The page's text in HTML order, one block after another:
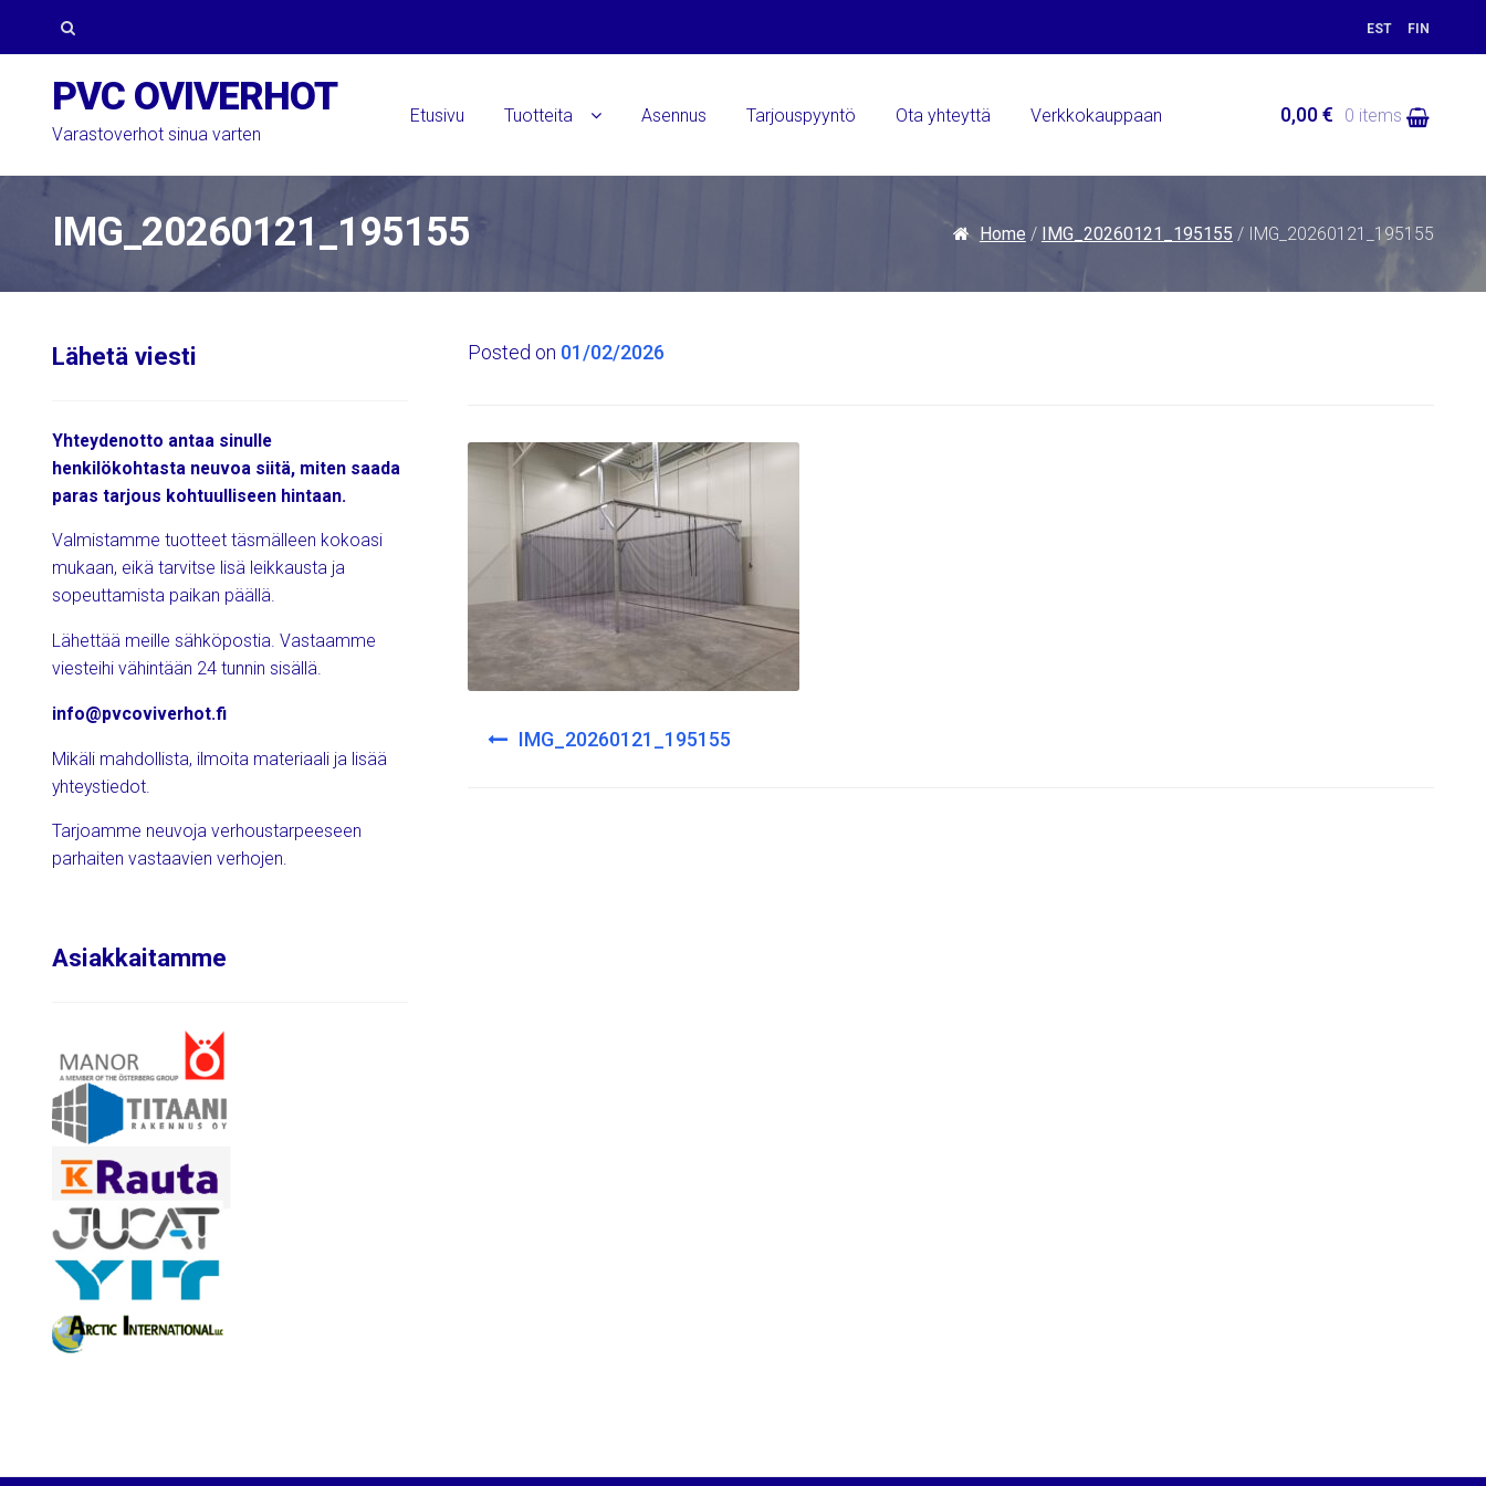
Skip
to
navigation
Skip
to
content
for:
EST FIN
PVC OVIVERHOT
Varastoverhot sinua varten
Etusivu Tuotteita Asennus Tarjouspyyntö Ota yhteyttä Verkkokauppaan 0,00 € 0 items
Home / IMG_20260121_195155 / IMG_20260121_195155
IMG_20260121_195155
Posted on 01/02/2026
IMG_20260121_195155
Lähetä viesti
Yhteydenotto antaa sinulle
henkilökohtasta neuvoa siitä, miten saada
paras tarjous kohtuulliseen hintaan.
Valmistamme tuotteet täsmälleen kokoasi
mukaan, eikä tarvitse lisä leikkausta ja
sopeuttamista paikan päällä.
Lähettää meille sähköpostia. Vastaamme
viesteihi vähintään 24 tunnin sisällä.
info@pvcoviverhot.fi
Mikäli mahdollista, ilmoita materiaali ja lisää
yhteystiedot.
Tarjoamme neuvoja verhoustarpeeseen
parhaiten vastaavien verhojen.
Asiakkaitamme